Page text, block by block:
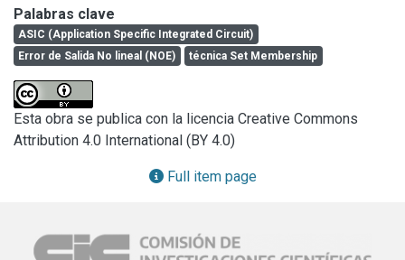
que posibilita un crecimiento gradualde la cantidad de
parámetros sin perder la aproximación lograda al
incrementar losmismos.
-Desarrollo de una técnica de modelado del movimiento de
los ojos en el proceso delectura que permite evaluar el
grado de deterioro cognitivo de
enfermedadesneurodegenerativas tipo mal de Alzheimer.
Los resultados alcanzados en relación a estetema han
-Utilización de la técnica Set Membership en el modelado
Palabras clave
ASIC (Application Specific Integrated Circuit)
Error de Salida No lineal (NOE)
técnica Set Membership
Esta obra se publica con la licencia Creative Commons
Attribution 4.0 International (BY 4.0)
Full item page